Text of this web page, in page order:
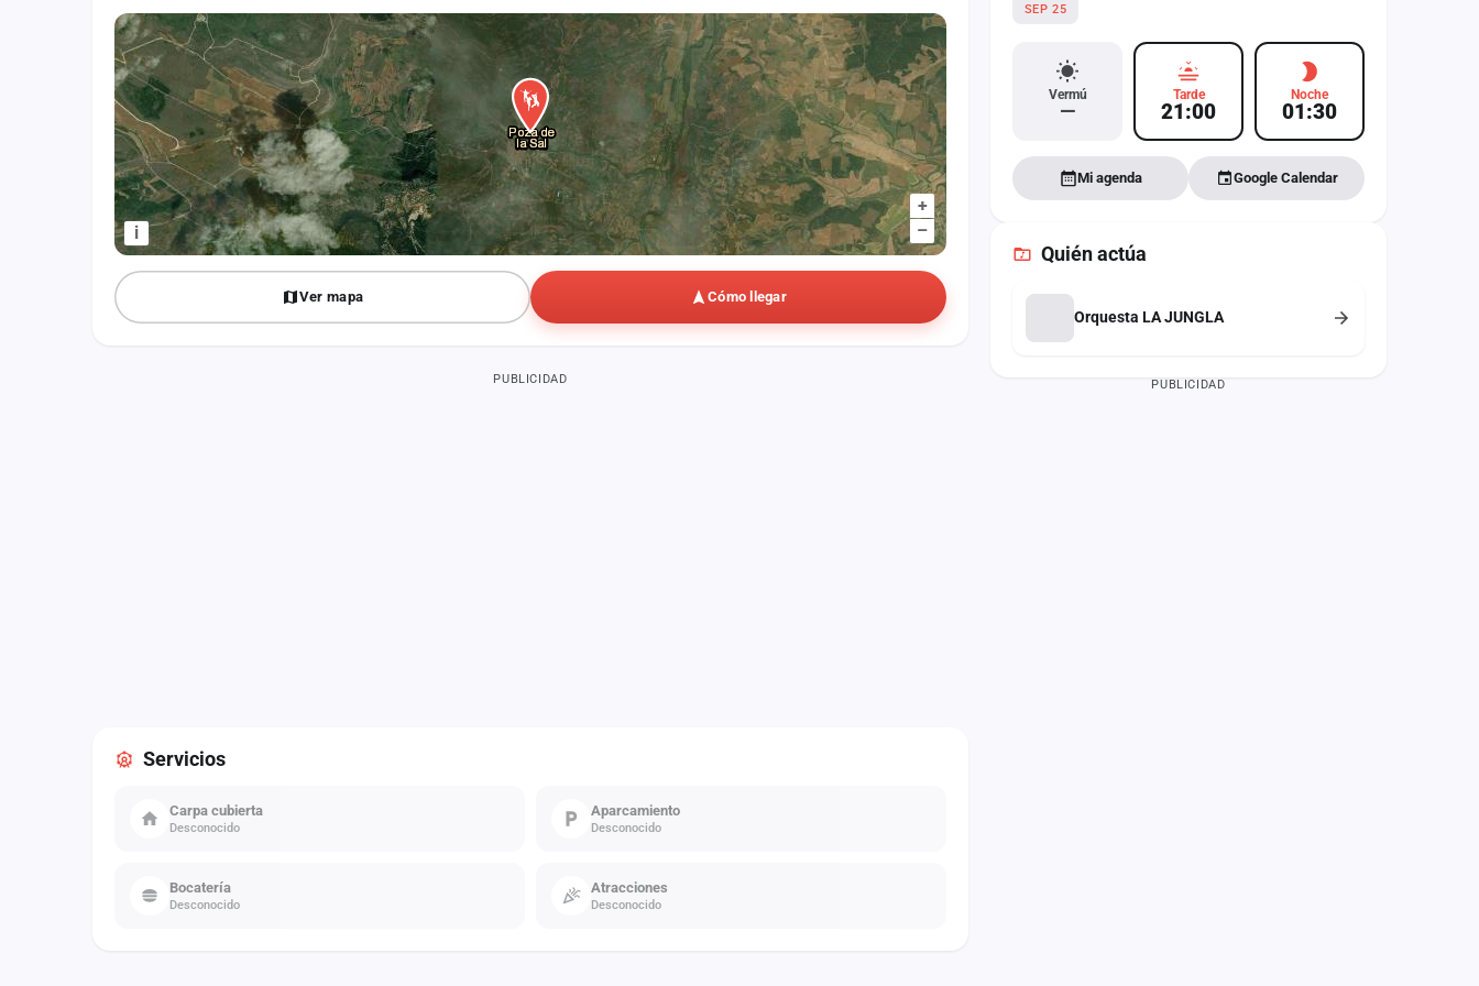
+
–
i
Ver mapa Cómo llegar
PUBLICIDAD
Servicios
Carpa cubierta
Desconocido
Aparcamiento
Desconocido
Bocatería
Desconocido
Atracciones
Desconocido
SEP 25
Vermú
—
Tarde
21:00
Noche
01:30
Mi agenda Google Calendar
Quién actúa
Orquesta LA JUNGLA
PUBLICIDAD
Iniciar sesión
Crear cuenta